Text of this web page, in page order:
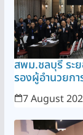
สพม.ชลบุรี ระ
รองผู้อำนวยก
วินัยข้าราชการ
7 August